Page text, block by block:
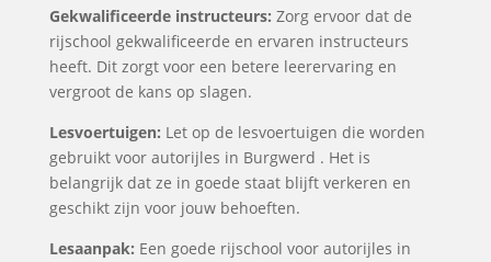
Gekwalificeerde instructeurs: Zorg ervoor dat de
rijschool gekwalificeerde en ervaren instructeurs
heeft. Dit zorgt voor een betere leerervaring en
vergroot de kans op slagen.
Lesvoertuigen: Let op de lesvoertuigen die worden
gebruikt voor autorijles in Burgwerd . Het is
belangrijk dat ze in goede staat blijft verkeren en
geschikt zijn voor jouw behoeften.
Lesaanpak: Een goede rijschool voor autorijles in